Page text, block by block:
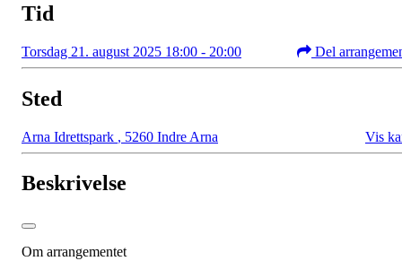
Tid
Torsdag 21. august 2025 18:00 - 20:00 Del
Sted
Arna Idrettspark , 5260 Indre Arna Vis
Beskrivelse
Om arrangementet